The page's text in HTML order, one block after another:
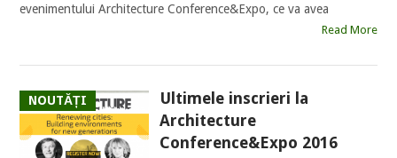
evenimentului Architecture Conference&Expo, ce va avea
Read More
NOUTĂȚI
Ultimele inscrieri la
Architecture
Conference&Expo 2016